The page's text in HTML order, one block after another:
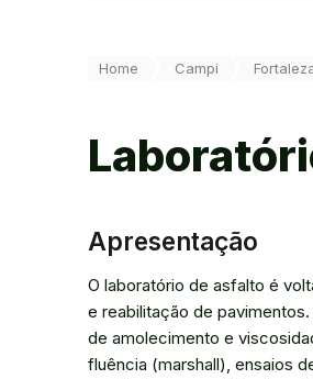
Você está aqui:
Home Campi
Apresentação
O laboratório de asfalto é
e reabilitação de
de amolecimento e
fluência (marshall), ensaios